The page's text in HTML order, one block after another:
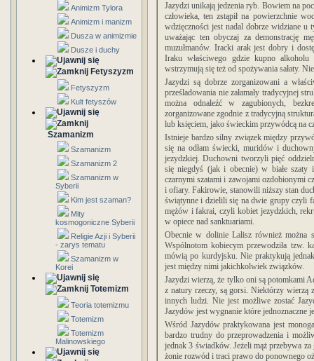
Animizm Tylora
Animizm i manizm
Dusza w animizmie
Dusze i duchy
Fetyszyzm
Fetyszyzm
Kult fetyszów
Szamanizm
Szamanizm
Szamanizm 2
Szamanizm w
Syberii
Kim jest szaman?
Mity
kosmogoniczne Syberii
Religie Azji i Syberii
- zarys tematu
Szamanizm w
Korei
Totemizm
Teoria totemizmu
Totemizm
Totemizm
Malinowskiego
Jazydzi unikają jedzenia ryb. Bowiem na
człowieka, ten zstąpił na powierzchnie
wdzięczności jest nadal dobrze widziane u
uważając ten obyczaj za demonstrację
muzułmanów. Iracki arak jest dobry i
Iraku właściwego gdzie kupno
wstrzymują się też od spożywania sałaty.
Jazydzi są dobrze zorganizowani a
prześladowania nie załamały tradycyjnej
można odnaleźć w zagubionych,
zorganizowane zgodnie z tradycyjną
lub księciem, jako świeckim przywódcą na
Istnieje bardzo silny związek między
się na odłam świecki, muridów i
jezydzkiej.Duchowni tworzyli pięć
się niegdyś (jak i obecnie) w białe
czarnymi szatami i zawojami ozdobionymi
i ofiary. Fakirowie, stanowili niższy stan
świątynne i dzielili się na dwie grupy czyli
mężów i fakrai, czyli kobiet jezydzkich,
w opiece nad sanktuariami.
Obecnie w dolinie Lalisz również można
Wspólnotom kobiecym przewodziła tzw.
mówią po kurdyjsku. Nie praktykują
jest między nimi jakichkolwiek związków.
Jazydzi wierzą, że tylko oni są potomkami
z natury rzeczy, są gorsi. Niektórzy wierzą
innych ludzi. Nie jest możliwe zostać
Jazydów jest wygnanie które jednoznaczne
Wśród Jazydów praktykowana jest
bardzo trudny do przeprowadzenia i
jednak 3 świadków. Jeżeli mąż przebywa
żonie rozwód i traci prawo do ponownego